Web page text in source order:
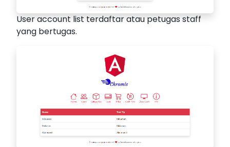
User account list terdaftar atau petugas staff
yang bertugas.